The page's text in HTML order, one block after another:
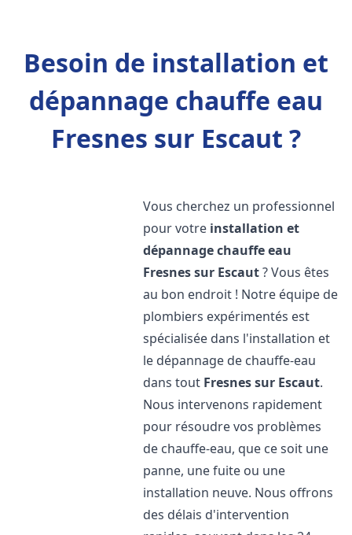
Besoin de installation et
dépannage chauffe eau
Fresnes sur Escaut ?
Vous cherchez un professionnel
pour votre installation et
dépannage chauffe eau
Fresnes sur Escaut? Vous êtes
au bon endroit ! Notre équipe de
plombiers expérimentés est
spécialisée dans l'installation et
le dépannage de chauffe-eau
dans tout Fresnes sur Escaut.
Nous intervenons rapidement
pour résoudre vos problèmes
de chauffe-eau, que ce soit une
panne, une fuite ou une
installation neuve. Nous offrons
des délais d'intervention